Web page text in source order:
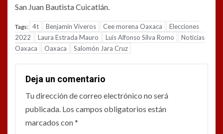
San Juan Bautista Cuicatlán.
Tags: 4t Benjamín Viveros Cee morena Oaxaca
Elecciones
2022
Laura Estrada Mauro Luis Alfonso Silva Romo
Noticias
Oaxaca
Oaxaca Salomón Jara Cruz
Deja un comentario
Tu dirección de correo electrónico no será
publicada. Los campos obligatorios están
marcados con*